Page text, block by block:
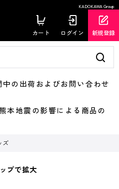
KADOKAWA Group
カート ログイン 新規登録
の出荷およびお問い合わせ
地震の影響による商品の
ズ
プで拡大